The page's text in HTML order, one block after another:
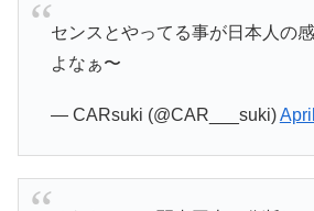
センスとやってる事が日本人の
よなぁ〜
— CARsuki (@CAR___suki)